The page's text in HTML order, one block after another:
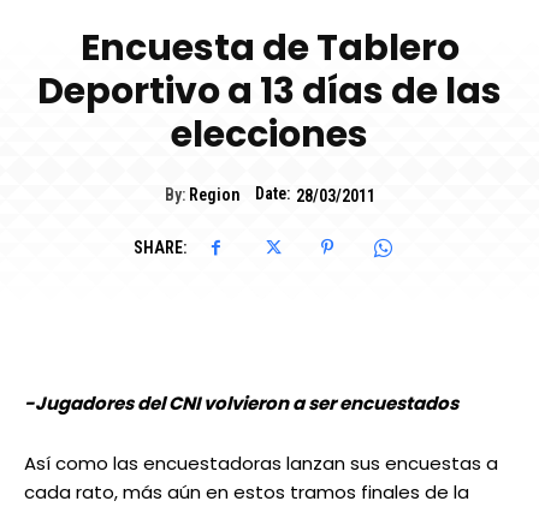
Encuesta de Tablero
Deportivo a 13 días de las
elecciones
By: Region Date: 28/03/2011
SHARE:
-Jugadores del CNI volvieron a ser encuestados
Así como las encuestadoras lanzan sus encuestas a
cada rato, más aún en estos tramos finales de la